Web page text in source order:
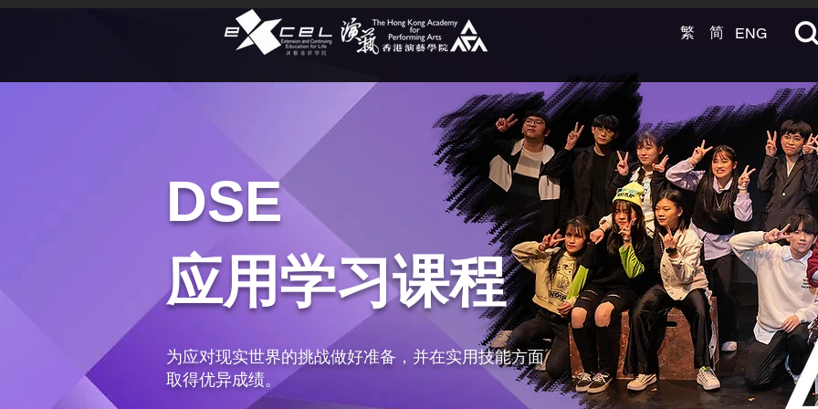
繁 简 ENG
DSE
应用学习课程
为应对现实世界的挑战做好准备，并在实用技能方面
取得优异成绩。